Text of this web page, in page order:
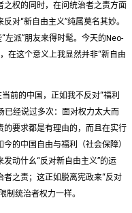
权的同时，在问统治者之责方面
对“新自由主义”纯属莫名其妙。
左派”朋友来得时髦。今天的Neo-
在这个意义上我显然并非“新自由
前的中国，正如我不反对“福利
已经说过多次：面对权力太大而
要求都是有理由的，而且在实行
的中国自由与福利（社会保障）
动什幺“反对新自由主义”的运
之责；这正如脱离宪政来“反对
制统治者权力一样。